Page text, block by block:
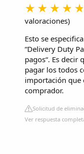
valoraciones)
Esto se
“Delivery Duty
pagos“. Es decir
pagar los todos
importación que
comprador.
Solicitud de
Ver respuesta